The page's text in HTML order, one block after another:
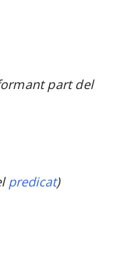
part del
predicat)